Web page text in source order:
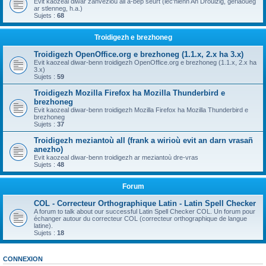
ar stlenneg, h.a.)
Sujets : 68
Troidigezh e brezhoneg
Troidigezh OpenOffice.org e brezhoneg (1.1.x, 2.x ha 3.x)
Evit kaozeal diwar-benn troidigezh OpenOffice.org e brezhoneg (1.1.x, 2.x ha
3.x)
Sujets : 59
Troidigezh Mozilla Firefox ha Mozilla Thunderbird e
brezhoneg
Evit kaozeal diwar-benn troidigezh Mozilla Firefox ha Mozilla Thunderbird e
brezhoneg
Sujets : 37
Troidigezh meziantoù all (frank a wirioù evit an darn vrasañ
anezho)
Evit kaozeal diwar-benn troidigezh ar meziantoù dre-vras
Sujets : 48
Forum
COL - Correcteur Orthographique Latin - Latin Spell Checker
A forum to talk about our successful Latin Spell Checker COL. Un forum pour
échanger autour du correcteur COL (correcteur orthographique de langue
latine).
Sujets : 18
CONNEXION